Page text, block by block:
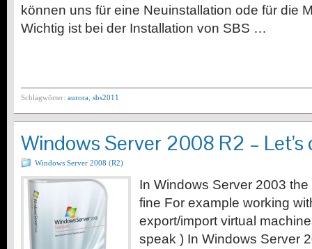
können uns für eine Neuinstallation ode für die
Wichtig ist bei der Installation von SBS …
Schlagwörter: aurora sbs2011
Windows Server 2008 R2 – Let’s
Windows Server 2008 (R2)
In Windows Server 2003 the
fine For example working
export/import virtual
speak ) In Windows Server